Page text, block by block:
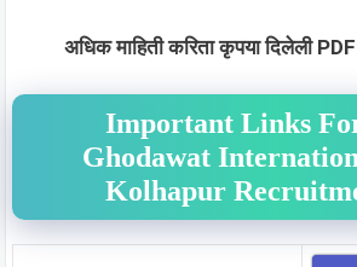
अधिक माहिती करिता कृपया दिलेली PDF
Important Links
Ghodawat
Kolhapur